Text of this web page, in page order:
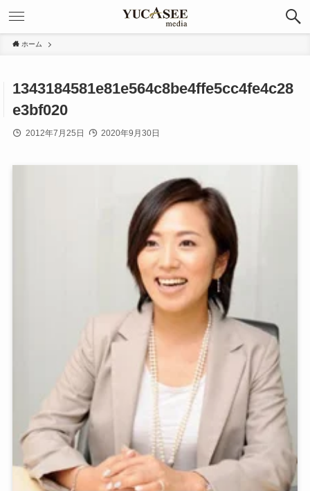
ホーム
1343184581e81e564c8be4ffe5cc4fe4c28
e3bf020
2012年7月25日 2020年9月30日